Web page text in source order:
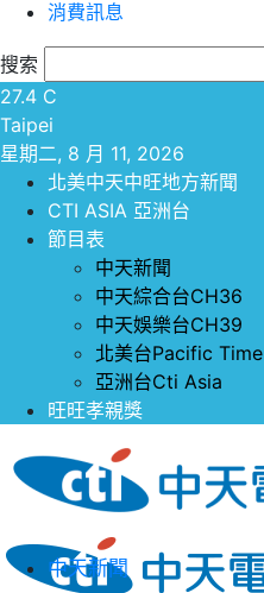
消費訊息
搜索
27.4 C
Taipei
星期二, 8 月 11, 2026
北美中天中旺地方新聞
CTI ASIA 亞洲台
節目表
中天新聞
中天綜合台CH36
中天娛樂台CH39
北美台Pacific Time
亞洲台Cti Asia
旺旺孝親獎
中天新聞